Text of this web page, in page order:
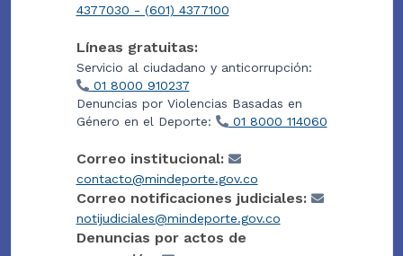
4377030 - (601) 4377100
Líneas gratuitas:
Servicio al ciudadano y anticorrupción:
01 8000 910237
Denuncias por Violencias Basadas en
Género en el Deporte:
01 8000 114060
Correo institucional:
contacto@mindeporte.gov.co
Correo notificaciones judiciales:
notijudiciales@mindeporte.gov.co
Denuncias por actos de